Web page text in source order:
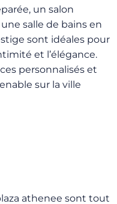
un salon
salle de bains en
sont idéales pour
et l’élégance.
personnalisés et
sur la ville
athenee sont tout